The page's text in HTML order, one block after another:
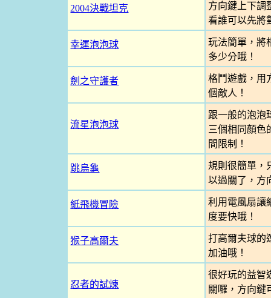
2004決戰坦克
方向鍵上下調
看誰可以先將
幸運泡泡球
玩法簡單，將
多少分哦！
劍之守護者
格鬥遊戲，用
個敵人！
流星泡泡球
跟一般的泡泡
三個相同顏色
間限制！
跳烏龜
規則很簡單，
以過關了，方
紙飛機冒險
利用電風扇讓
度要快哦！
猴子高爾夫
打高爾夫球的
加油哦！
忍者的試煉
很好玩的益智
關囉，方向鍵